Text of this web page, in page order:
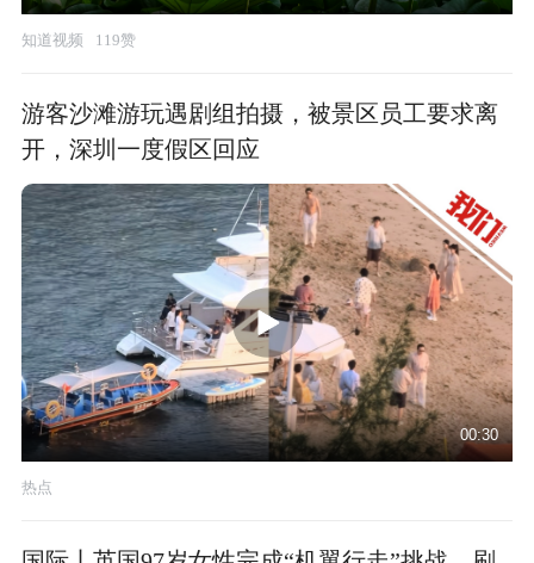
知道视频 119赞
游客沙滩游玩遇剧组拍摄，被景区员工要求离
开，深圳一度假区回应
00:30
热点